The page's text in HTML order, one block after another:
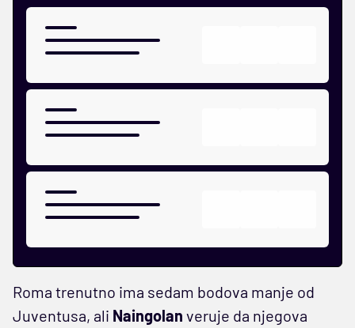
Roma trenutno ima sedam bodova manje od
Juventusa, ali Naingolan veruje da njegova